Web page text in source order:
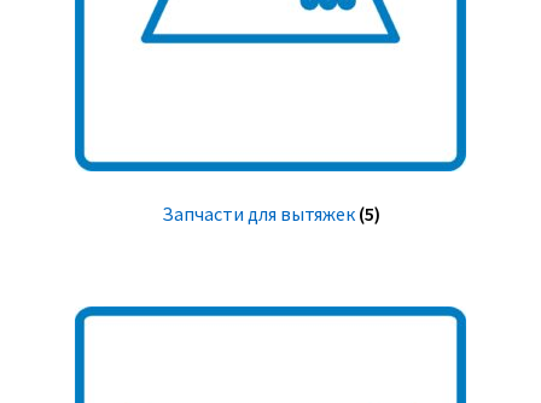
Запчасти для вытяжек (5)